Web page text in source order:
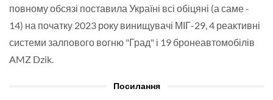
повному обсязі поставила Україні всі обіцяні (а саме -
14) на початку 2023 року винищувачі МІГ-29, 4 реактивні
системи залпового вогню "Град" і 19 бронеавтомобілів
AMZ Dzik.
Посилання